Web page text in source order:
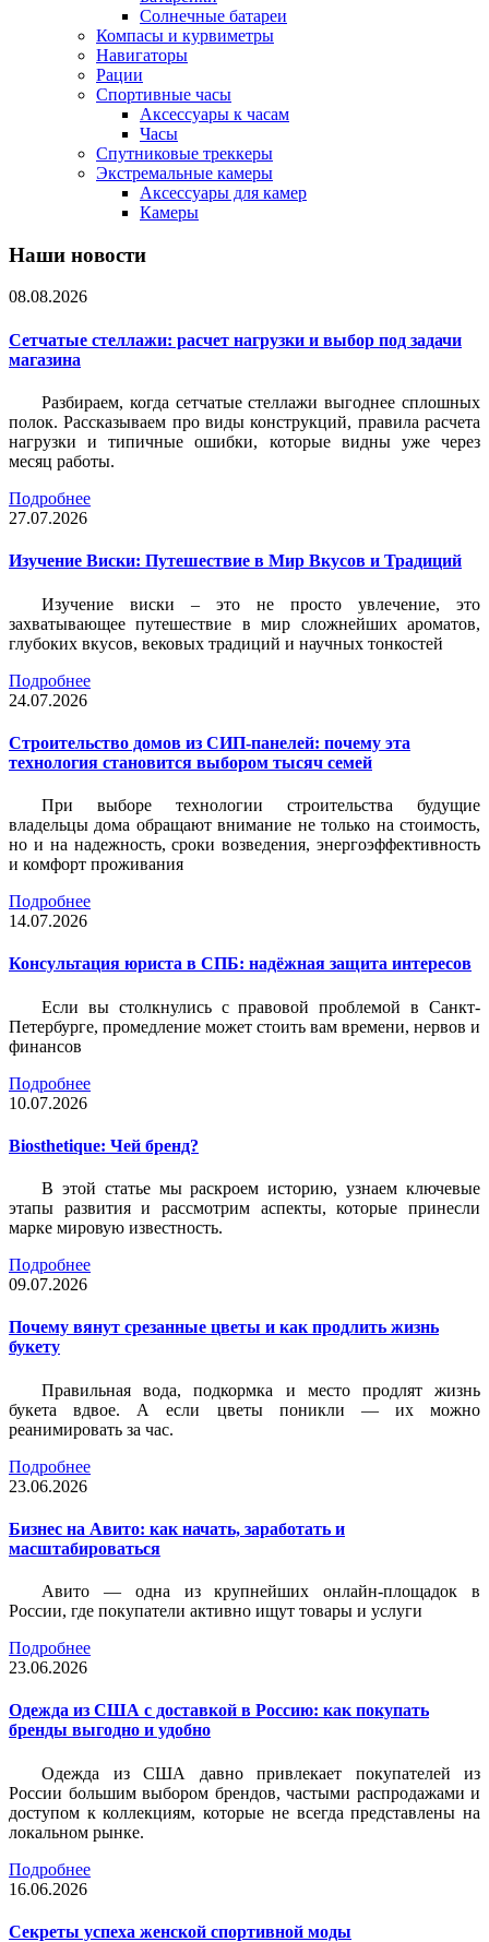
Солнечные батареи
Компасы и курвиметры
Навигаторы
Рации
Спортивные часы
Аксессуары к часам
Часы
Спутниковые треккеры
Экстремальные камеры
Аксессуары для камер
Камеры
Наши новости
08.08.2026
Сетчатые стеллажи: расчет нагрузки и выбор под задачи
магазина
Разбираем, когда сетчатые стеллажи выгоднее сплошных
полок. Рассказываем про виды конструкций, правила расчета
нагрузки и типичные ошибки, которые видны уже через
месяц работы.
Подробнее
27.07.2026
Изучение Виски: Путешествие в Мир Вкусов и Традиций
Изучение виски – это не просто увлечение, это
захватывающее путешествие в мир сложнейших ароматов,
глубоких вкусов, вековых традиций и научных тонкостей
Подробнее
24.07.2026
Строительство домов из СИП-панелей: почему эта
технология становится выбором тысяч семей
При выборе технологии строительства будущие
владельцы дома обращают внимание не только на стоимость,
но и на надежность, сроки возведения, энергоэффективность
и комфорт проживания
Подробнее
14.07.2026
Консультация юриста в СПБ: надёжная защита интересов
Если вы столкнулись с правовой проблемой в Санкт-
Петербурге, промедление может стоить вам времени, нервов и
финансов
Подробнее
10.07.2026
Biosthetique: Чей бренд?
В этой статье мы раскроем историю, узнаем ключевые
этапы развития и рассмотрим аспекты, которые принесли
марке мировую известность.
Подробнее
09.07.2026
Почему вянут срезанные цветы и как продлить жизнь
букету
Правильная вода, подкормка и место продлят жизнь
букета вдвое. А если цветы поникли — их можно
реанимировать за час.
Подробнее
23.06.2026
Бизнес на Авито: как начать, заработать и
масштабироваться
Авито — одна из крупнейших онлайн-площадок в
России, где покупатели активно ищут товары и услуги
Подробнее
23.06.2026
Одежда из США с доставкой в Россию: как покупать
бренды выгодно и удобно
Одежда из США давно привлекает покупателей из
России большим выбором брендов, частыми распродажами и
доступом к коллекциям, которые не всегда представлены на
локальном рынке.
Подробнее
16.06.2026
Секреты успеха женской спортивной моды